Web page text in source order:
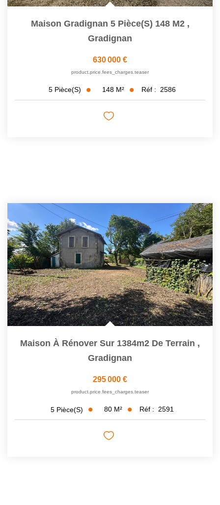
Maison Gradignan 5 Pièce(s) 148 M2 ,
Gradignan
630 000 €
product.price.fees_charges.teaser
5 Pièce(s) 148 M² Réf : 2586
Maison À Rénover Sur 1384m2 De Terrain ,
Gradignan
295 000 €
product.price.fees_charges.teaser
5 Pièce(s) 80 M² Réf : 2591